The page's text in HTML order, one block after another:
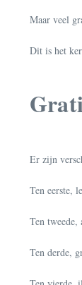
Maar veel
Dit is het
Er zijn
Ten eerste,
Ten
Ten derde,